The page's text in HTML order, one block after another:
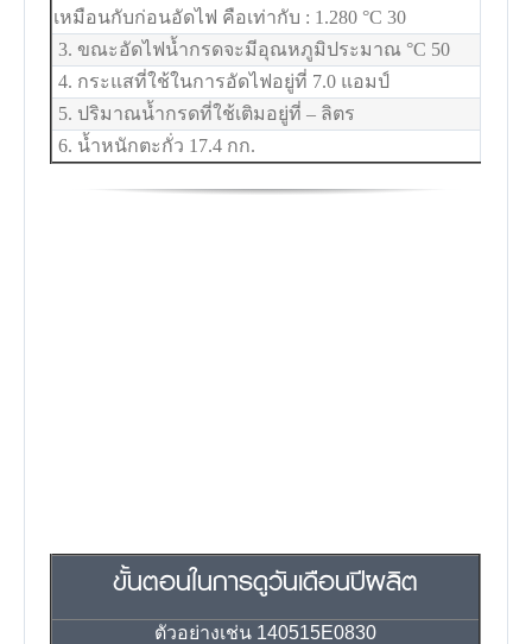
เหมือนกับก่อนอัดไฟ คือเท่ากับ : 1.280 °C 30
3. ขณะอัดไฟน้ำกรดจะมีอุณหภูมิประมาณ °C 50
4. กระแสที่ใช้ในการอัดไฟอยู่ที่ 7.0 แอมป์
5. ปริมาณน้ำกรดที่ใช้เติมอยู่ที่ – ลิตร
6. น้ำหนักตะกั่ว 17.4 กก.
ขั้นตอนในการดูวันเดือนปีผลิต
ตัวอย่างเช่น 140515E0830